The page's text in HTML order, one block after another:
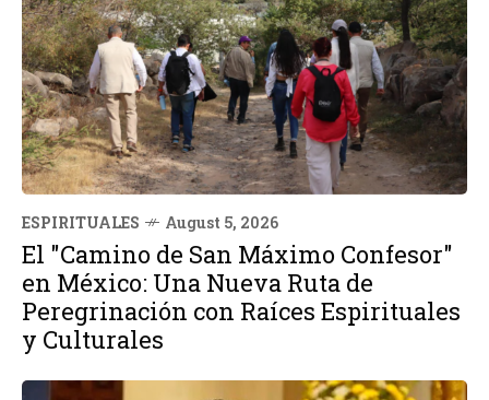
ESPIRITUALES August 5, 2026
El "Camino de San Máximo Confesor"
en México: Una Nueva Ruta de
Peregrinación con Raíces Espirituales
y Culturales